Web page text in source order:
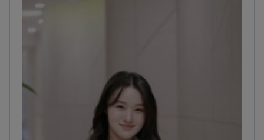
Feminisierungsoperationen (FFS) und
kieferorthopädische Eingriffe durch.